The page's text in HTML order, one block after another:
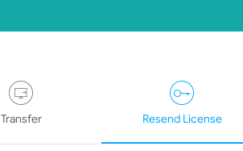
Transfer Resend License